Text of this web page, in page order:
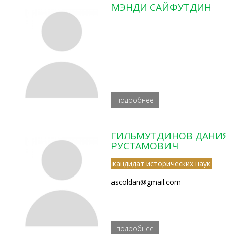
МЭНДИ САЙФУТДИН
подробнее
ГИЛЬМУТДИНОВ
РУСТАМОВИЧ
кандидат исторических наук
ascoldan@gmail.com
подробнее